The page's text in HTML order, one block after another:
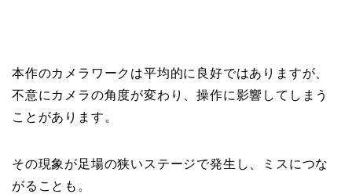
本作のカメラワークは平均的に良好ではありますが、
不意にカメラの角度が変わり、操作に影響してしまう
ことがあります。
その現象が足場の狭いステージで発生し、ミスにつな
がることも。